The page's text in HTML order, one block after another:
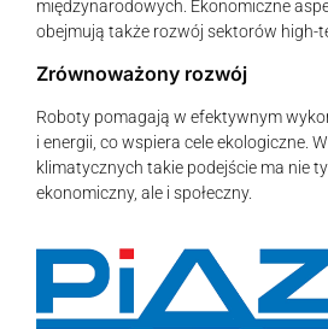
międzynarodowych. Ekonomiczne
obejmują także rozwój sektorów high-
Zrównoważony rozwój
Roboty pomagają w efektywnym
i energii, co wspiera cele ekologiczne.
klimatycznych takie podejście ma nie
ekonomiczny, ale i społeczny.